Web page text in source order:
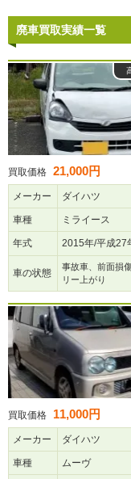
廃車買取実績一覧
買取価格 21,000円
メーカー ダイハツ
車種 ミライース
年式 2015年/平成27
車の状態
事故車、前面損
リー上がり
買取価格 11,000円
メーカー ダイハツ
車種 ムーヴ